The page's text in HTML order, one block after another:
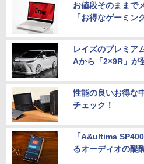
お値段そのままで
「お得なゲーミン
レイズのプレミア
Aから「2×9R」が
性能の良いお得な
チェック！
「A&ultima
るオーディオの醍